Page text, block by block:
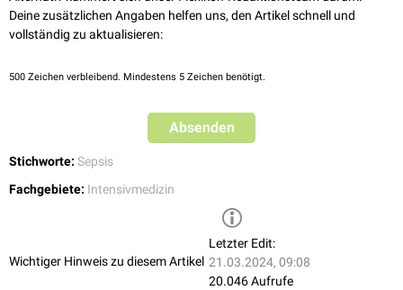
Deine zusätzlichen Angaben helfen uns, den Artikel schnell und
vollständig zu aktualisieren:
500 Zeichen verbleibend. Mindestens 5 Zeichen benötigt.
Absenden
Stichworte: Sepsis
Fachgebiete: Intensivmedizin
Wichtiger Hinweis zu diesem Artikel
Letzter Edit:
21.03.2024, 09:08
20.046 Aufrufe